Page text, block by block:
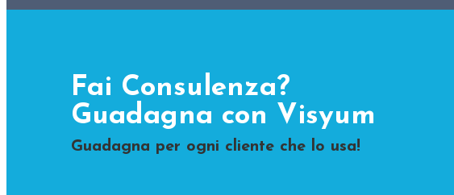
Fai Consulenza?
Guadagna con Visyum
Guadagna per ogni cliente che lo usa!